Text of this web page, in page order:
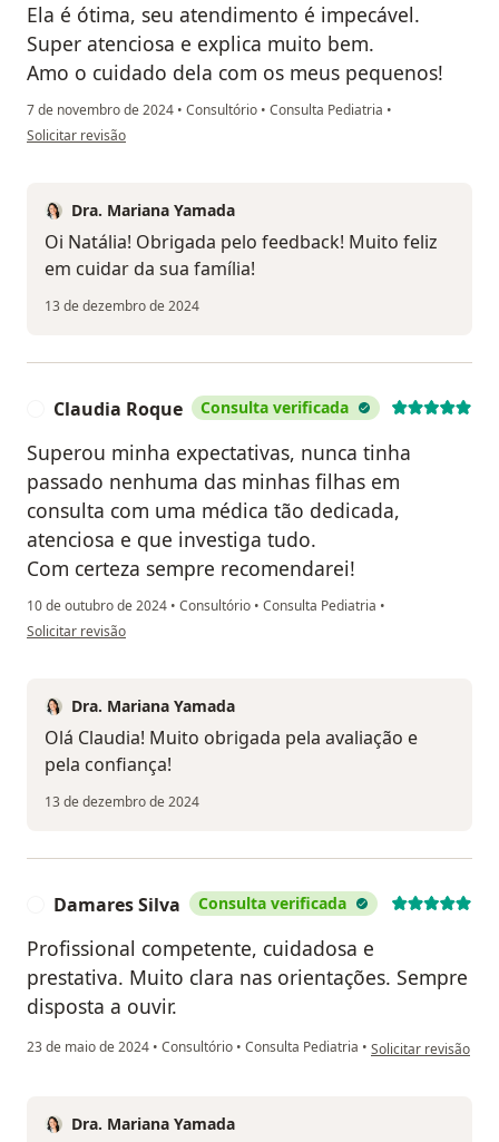
Ela é ótima, seu atendimento é impecável.
Super atenciosa e explica muito bem.
Amo o cuidado dela com os meus pequenos!
7 de novembro de 2024 • Consultório • Consulta Pediatria •
na opinião do utilizador Natália Santanna
Solicitar revisão
Dra. Mariana Yamada
Oi Natália! Obrigada pelo feedback! Muito feliz
em cuidar da sua família!
13 de dezembro de 2024
Claudia Roque Consulta verificada
Superou minha expectativas, nunca tinha
passado nenhuma das minhas filhas em
consulta com uma médica tão dedicada,
atenciosa e que investiga tudo.
Com certeza sempre recomendarei!
10 de outubro de 2024 • Consultório • Consulta Pediatria •
na opinião do utilizador Claudia Roque
Solicitar revisão
Dra. Mariana Yamada
Olá Claudia! Muito obrigada pela avaliação e
pela confiança!
13 de dezembro de 2024
Damares Silva Consulta verificada
Profissional competente, cuidadosa e
prestativa. Muito clara nas orientações. Sempre
disposta a ouvir.
23 de maio de 2024 • Consultório • Consulta Pediatria • na opinião do
Solicitar revisão
Dra. Mariana Yamada